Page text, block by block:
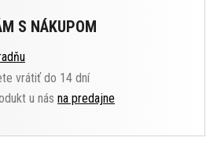
S NÁKUPOM
vrátiť do 14 dní
u nás na predajne